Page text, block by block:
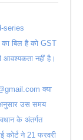
series
बिल है को GST
नहीं है।
क्या
उस समय
के अंतर्गत
कोर्ट ने 21 फरवरी